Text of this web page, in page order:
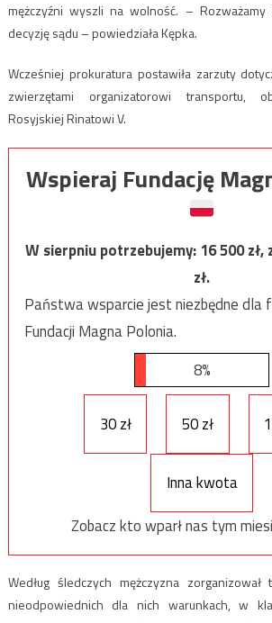
mężczyźni wyszli na wolność. – Rozważamy
decyzję sądu – powiedziała Kępka.
Wcześniej prokuratura postawiła zarzuty
zwierzętami organizatorowi transportu,
Rosyjskiej Rinatowi V.
Wspieraj Fundację
W sierpniu potrzebujemy:16 500zł,
zł.
Państwa wsparcie jest niezbędne dla
Fundacji Magna Polonia.
8%
30 zł 50 zł
Inna kwota
Zobacz kto wparł nas tym
Według śledczych mężczyzna
nieodpowiednich dla nich warunkach, w